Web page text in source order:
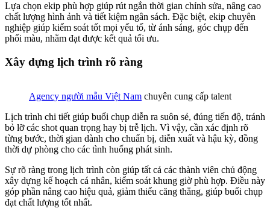
Lựa chọn ekip phù hợp giúp rút ngắn thời gian chỉnh sửa, nâng cao
chất lượng hình ảnh và tiết kiệm ngân sách. Đặc biệt, ekip chuyên
nghiệp giúp kiểm soát tốt mọi yếu tố, từ ánh sáng, góc chụp đến
phối màu, nhằm đạt được kết quả tối ưu.
Xây dựng lịch trình rõ ràng
Agency người mẫu Việt Nam chuyên cung cấp talent
Lịch trình chi tiết giúp buổi chụp diễn ra suôn sẻ, đúng tiến độ, tránh
bỏ lỡ các shot quan trọng hay bị trễ lịch. Vì vậy, cần xác định rõ
từng bước, thời gian dành cho chuẩn bị, diễn xuất và hậu kỳ, đồng
thời dự phòng cho các tình huống phát sinh.
Sự rõ ràng trong lịch trình còn giúp tất cả các thành viên chủ động
xây dựng kế hoạch cá nhân, kiểm soát khung giờ phù hợp. Điều này
góp phần nâng cao hiệu quả, giảm thiểu căng thẳng, giúp buổi chụp
đạt chất lượng tốt nhất.